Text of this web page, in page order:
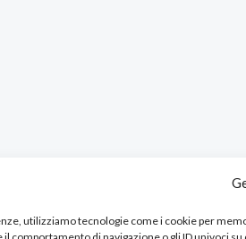
utilizziamo tecnologie come i cookie per